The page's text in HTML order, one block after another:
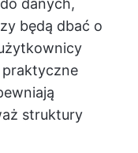
danych,
będą dbać o
struktury